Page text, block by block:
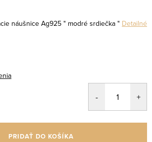
náušnice Ag925 " modré srdiečka " Detailné
PRIDAŤ DO KOŠÍKA